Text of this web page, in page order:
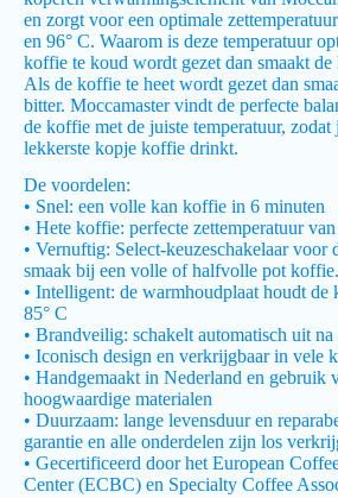
en zorgt voor een optimale
en 96° C. Waarom is deze temperatuur
koffie te koud wordt gezet dan smaakt
Als de koffie te heet wordt gezet dan
bitter. Moccamaster vindt de perfecte
de koffie met de juiste temperatuur, zodat
lekkerste kopje koffie drinkt.
De voordelen:
• Snel: een volle kan koffie in 6 minuten
• Hete koffie: perfecte zettemperatuur
• Vernuftig: Select-keuzeschakelaar voor
smaak bij een volle of halfvolle pot koffie.
• Intelligent: de warmhoudplaat houdt de
85° C
• Brandveilig: schakelt automatisch uit
• Iconisch design en verkrijgbaar in vele
• Handgemaakt in Nederland en gebruik
hoogwaardige materialen
• Duurzaam: lange levensduur en
garantie en alle onderdelen zijn los
• Gecertificeerd door het European
Center (ECBC) en Specialty Coffee